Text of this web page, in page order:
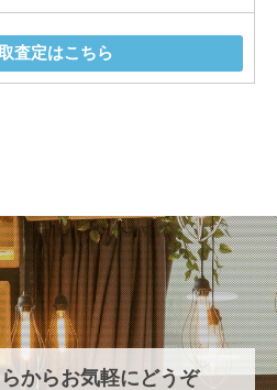
査定はこちら
からお気軽にどうぞ